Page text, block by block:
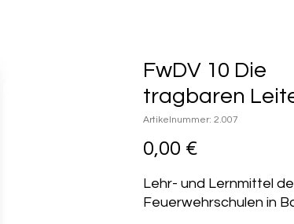
FwDV 10 Die
tragbaren
Artikelnummer: 2.007
0,00 €
Lehr- und Lernmittel
Feuerwehrschulen in